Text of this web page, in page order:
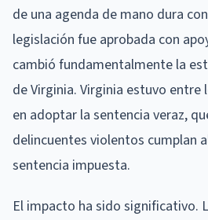
de una agenda de mano dura
legislación fue aprobada con
cambió fundamentalmente la
de Virginia. Virginia estuvo
en adoptar la sentencia veraz,
delincuentes violentos cumplan
sentencia impuesta.
El impacto ha sido significativo.